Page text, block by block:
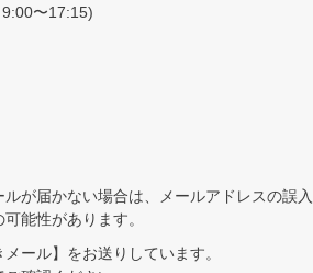
〜17:15)
が届かない場合は、メールアドレスの誤入
能性があります。
ール】をお送りしています。